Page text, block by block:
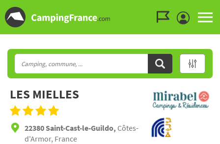
LES MIELLES
22380 Saint-Cast-le-Guildo, Côtes-
d'Armor, France